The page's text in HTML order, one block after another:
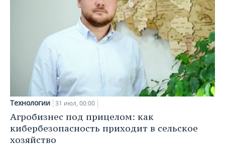
Технологии 31 июл, 00:00
Агробизнес под прицелом: как
кибербезопасность приходит в сельское
хозяйство